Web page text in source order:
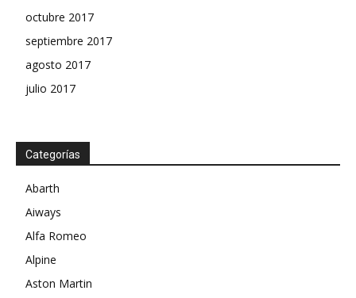
octubre 2017
septiembre 2017
agosto 2017
julio 2017
Categorías
Abarth
Aiways
Alfa Romeo
Alpine
Aston Martin